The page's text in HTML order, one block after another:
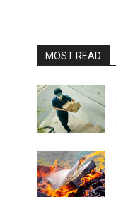
MOST READ